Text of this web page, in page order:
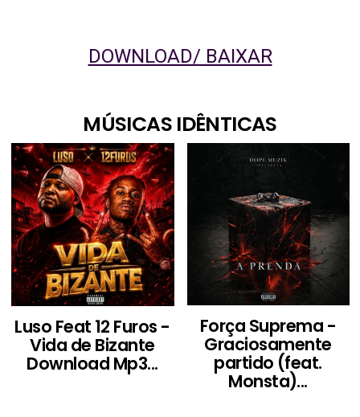
DOWNLOAD/ BAIXAR
MÚSICAS IDÊNTICAS
Luso Feat 12 Furos -
Vida de Bizante
Download Mp3...
Força Suprema -
Graciosamente
partido (feat.
Monsta)...